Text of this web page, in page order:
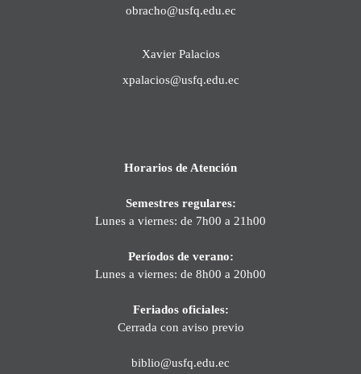
obracho@usfq.edu.ec
Xavier Palacios
xpalacios@usfq.edu.ec
Horarios de Atención
Semestres regulares:
Lunes a viernes: de 7h00 a 21h00
Períodos de verano:
Lunes a viernes: de 8h00 a 20h00
Feriados oficiales:
Cerrada con aviso previo
biblio@usfq.edu.ec